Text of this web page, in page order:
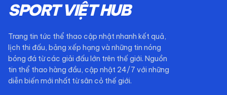
SPORT VIỆT HUB
Trang tin tức thể thao cập nhật nhanh kết quả,
lịch thi đấu, bảng xếp hạng và những tin nóng
bóng đá từ các giải đấu lớn trên thế giới. Nguồn
tin thể thao hàng đầu, cập nhật 24/7 với những
diễn biến mới nhất từ sân cỏ thế giới.